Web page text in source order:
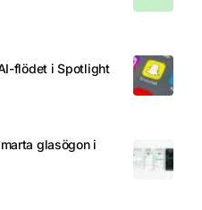
flödet i Spotlight
glasögon i